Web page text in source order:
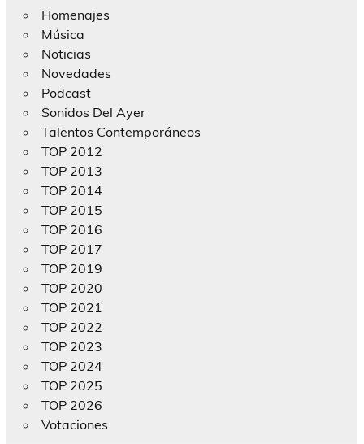
Homenajes
Música
Noticias
Novedades
Podcast
Sonidos Del Ayer
Talentos Contemporáneos
TOP 2012
TOP 2013
TOP 2014
TOP 2015
TOP 2016
TOP 2017
TOP 2019
TOP 2020
TOP 2021
TOP 2022
TOP 2023
TOP 2024
TOP 2025
TOP 2026
Votaciones